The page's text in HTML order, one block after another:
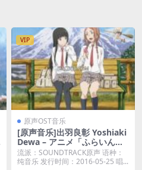
VIP
原声OST音乐
[原声音乐]出羽良彰 Yoshiaki
Dewa – アニメ「ふらいんぐ
うぃっち」オリジナル・サウ
ンドトラック [iTunes Plus M
流派：SOUNDTRACK原声 语种：
纯音乐 发行时间：2016-05-25 唱...